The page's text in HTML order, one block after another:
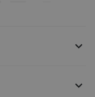

